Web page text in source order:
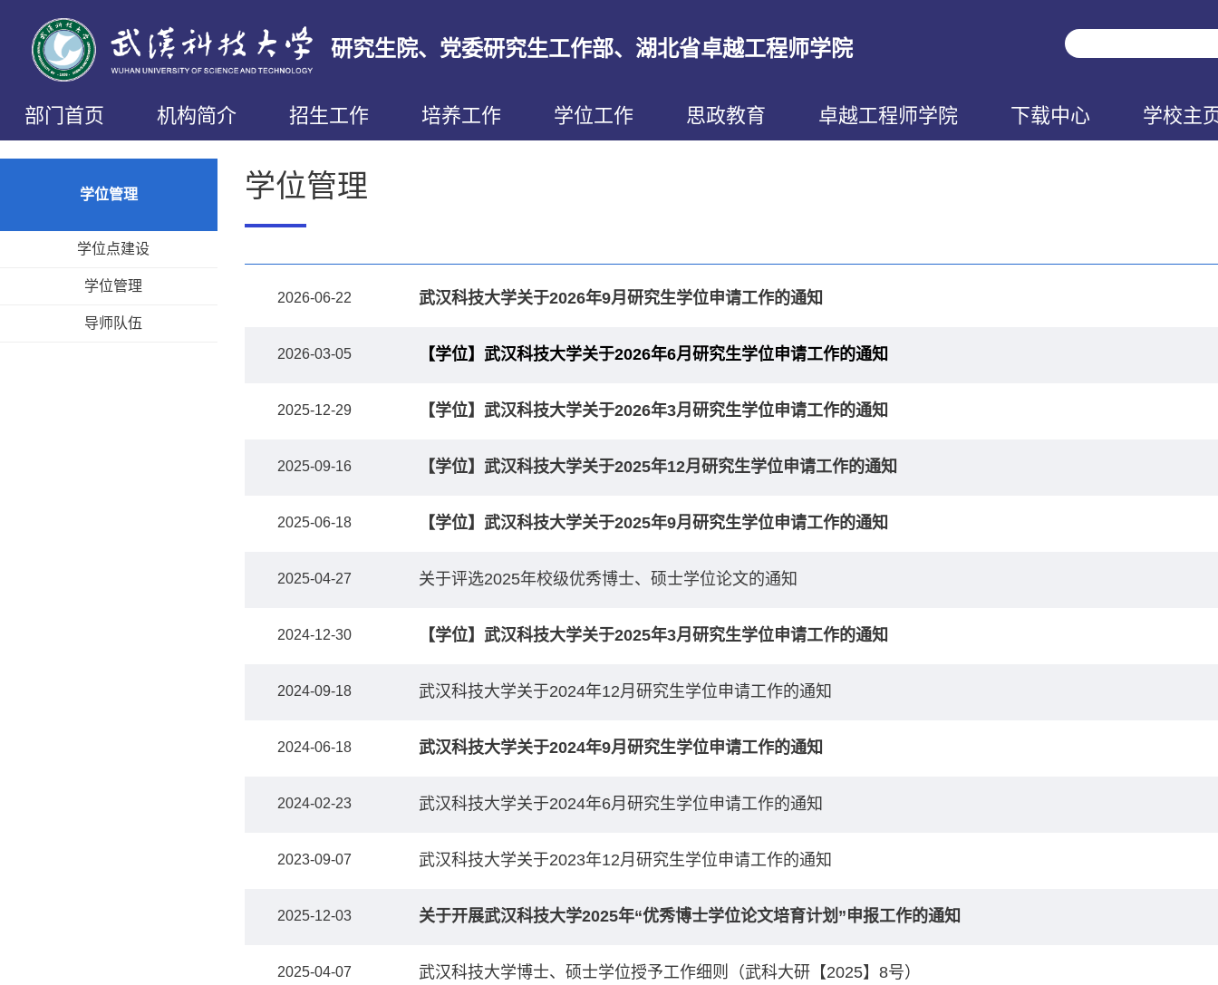
研究生院、党委研究生工作部、湖北省卓越工程师学院
部门首页 机构简介 招生工作 培养工作 学位工作 思政教育 卓越工程师学院 下载中心 学校主
学位管理
学位点建设
学位管理
导师队伍
学位管理
2026-06-22 武汉科技大学关于2026年9月研究生学位申请工作的通知
2026-03-05 【学位】武汉科技大学关于2026年6月研究生学位申请工作的通知
2025-12-29 【学位】武汉科技大学关于2026年3月研究生学位申请工作的通知
2025-09-16 【学位】武汉科技大学关于2025年12月研究生学位申请工作的通知
2025-06-18 【学位】武汉科技大学关于2025年9月研究生学位申请工作的通知
2025-04-27 关于评选2025年校级优秀博士、硕士学位论文的通知
2024-12-30 【学位】武汉科技大学关于2025年3月研究生学位申请工作的通知
2024-09-18 武汉科技大学关于2024年12月研究生学位申请工作的通知
2024-06-18 武汉科技大学关于2024年9月研究生学位申请工作的通知
2024-02-23 武汉科技大学关于2024年6月研究生学位申请工作的通知
2023-09-07 武汉科技大学关于2023年12月研究生学位申请工作的通知
2025-12-03 关于开展武汉科技大学2025年“优秀博士学位论文培育计划”申报工作的通知
2025-04-07 武汉科技大学博士、硕士学位授予工作细则（武科大研【2025】8号）